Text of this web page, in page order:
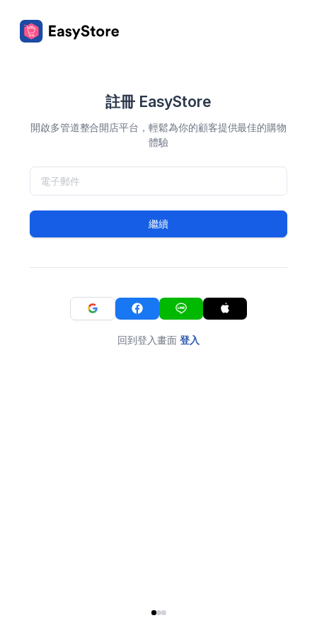
註冊 EasyStore
開啟多管道整合開店平台，輕鬆為你的顧客提供最佳的購物
體驗
繼續
回到登入畫面 登入